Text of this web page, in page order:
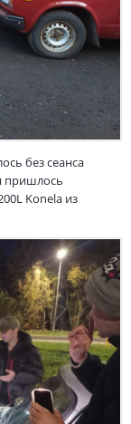
без сеанса
пришлось
Konela из